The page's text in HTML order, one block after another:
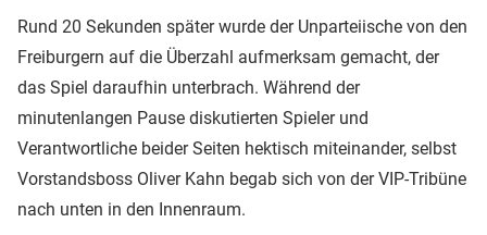
Rund 20 Sekunden später wurde der Unparteiische von den
Freiburgern auf die Überzahl aufmerksam gemacht, der
das Spiel daraufhin unterbrach. Während der
minutenlangen Pause diskutierten Spieler und
Verantwortliche beider Seiten hektisch miteinander, selbst
Vorstandsboss Oliver Kahn begab sich von der VIP-Tribüne
nach unten in den Innenraum.